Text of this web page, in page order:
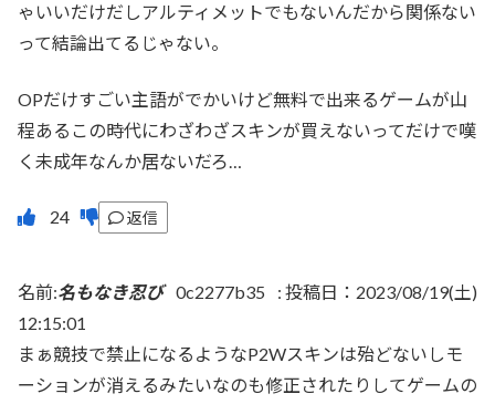
ゃいいだけだしアルティメットでもないんだから関係ない
って結論出てるじゃない。
OPだけすごい主語がでかいけど無料で出来るゲームが山
程あるこの時代にわざわざスキンが買えないってだけで嘆
く未成年なんか居ないだろ…
返信
名前:名もなき忍び 0c2277b35 : 投稿日：2023/08/19(土)
12:15:01
まぁ競技で禁止になるようなP2Wスキンは殆どないしモ
ーションが消えるみたいなのも修正されたりしてゲームの